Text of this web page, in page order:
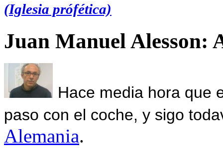
(Iglesia prófética)
Juan Manuel Alesson:
Hace media hora que
paso con el coche, y sigo
Alemania.